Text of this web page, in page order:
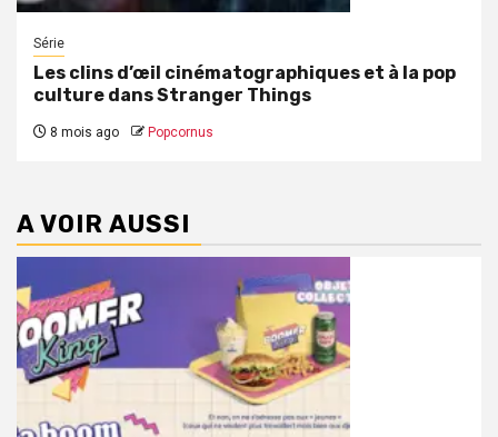
Série
Les clins d’œil cinématographiques et à la pop
culture dans Stranger Things
8 mois ago Popcornus
A VOIR AUSSI